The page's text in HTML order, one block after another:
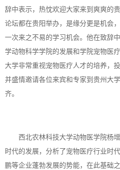
辞中表示，热忱欢迎大家来到爽爽的
论坛都在贵阳举办，是缘分更是机会
一次来之不易的学习机会。他在致辞
学动物科学学院的发展和学院宠物医
大学非常重视宠物医疗人才的培养，
并盛情邀请各位来宾和专家到贵州大
齐。
西北农林科技大学动物医学院杨
时代的发展，分析了宠物医疗行业时
鹏等企业蓬勃发展的势能，在此基础